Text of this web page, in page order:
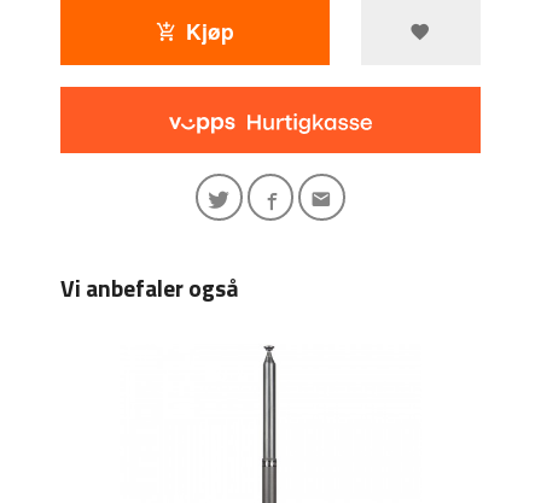
Kjøp
Vi anbefaler også